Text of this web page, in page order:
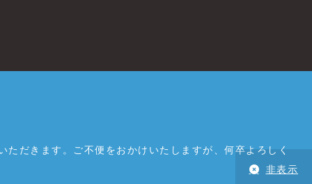
だきます。ご不便をおかけいたしますが、何卒よろしく
非表示